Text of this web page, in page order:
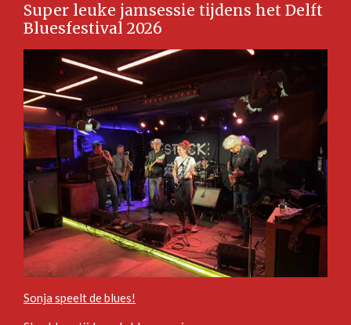
Super leuke jamsessie tijdens het Delft
Bluesfestival 2026
Sonja speelt de blues!